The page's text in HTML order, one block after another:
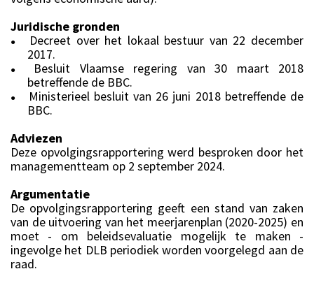
Juridische gronden
●
Decreet over het lokaal bestuur van 22 december
2017.
●
Besluit Vlaamse regering van 30 maart 2018
betreffende de BBC.
●
Ministerieel besluit van 26 juni 2018 betreffende de
BBC.
Adviezen
Deze opvolgingsrapportering werd besproken door het
managementteam op 2 september 2024.
Argumentatie
De opvolgingsrapportering geeft een stand van zaken
van de uitvoering van het meerjarenplan (2020-2025) en
moet - om beleidsevaluatie mogelijk te maken -
ingevolge het DLB periodiek worden voorgelegd aan de
raad.